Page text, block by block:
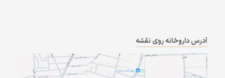
آدرس داروخانه روی نقشه